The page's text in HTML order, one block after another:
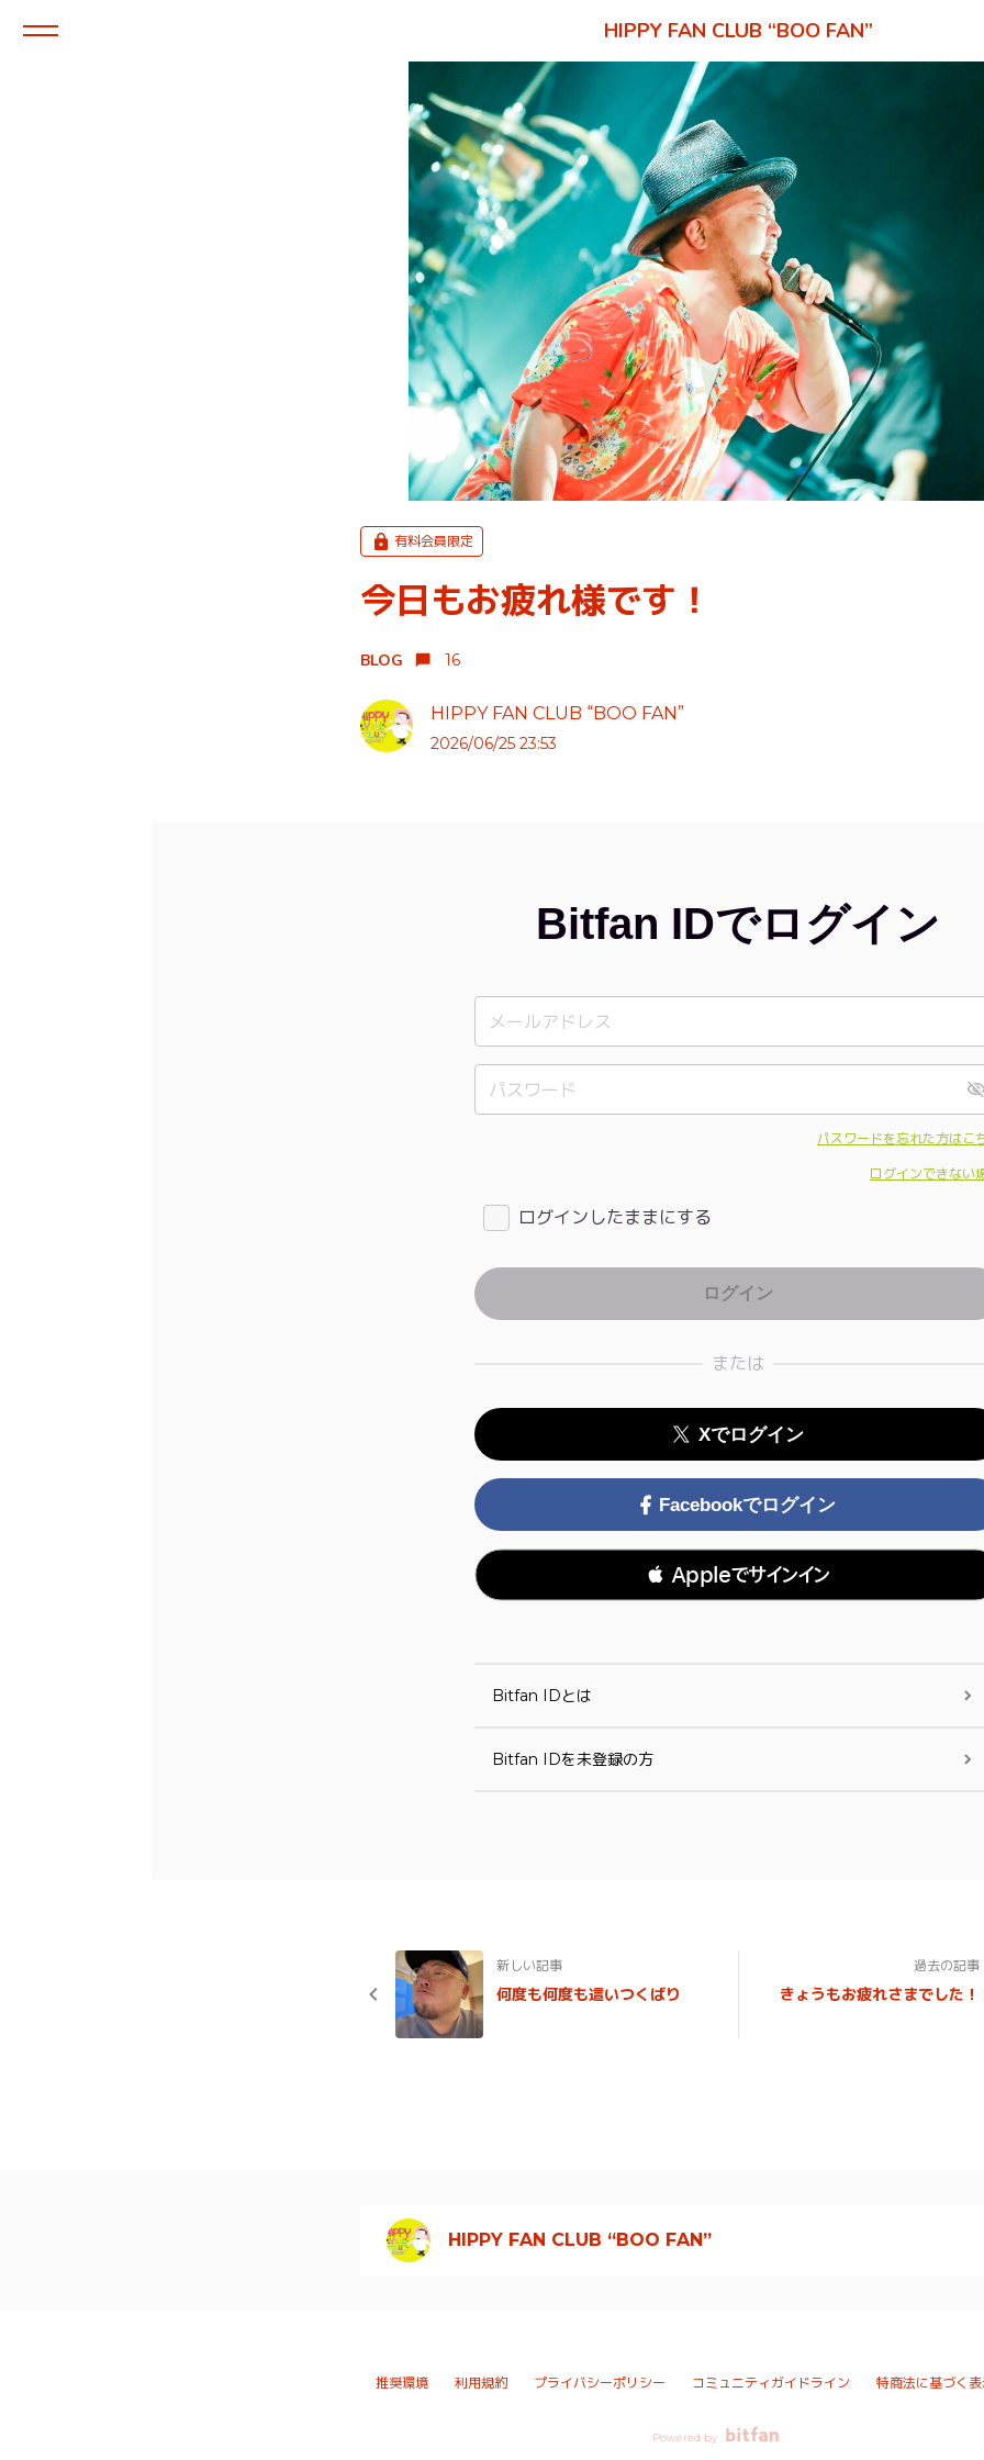
HIPPY FAN CLUB “BOO FAN”
有料会員限定
今日もお疲れ様です！
BLOG 16
HIPPY FAN CLUB “BOO FAN”
2026/06/25 23:53
Bitfan IDでログイン
パスワードを忘れた方はこ
ログインできない
ログインしたままにする
または
Xでログイン
Facebookでログイン
 Appleでサインイン
Bitfan IDとは
Bitfan IDを未登録の方
新しい記事
何度も何度も這いつくばり
過去の記事
きょうもお疲れさまでした！
HIPPY FAN CLUB “BOO FAN”
推奨環境 利用規約 プライバシーポリシー コミュニティガイドライン 特商法に基づく
Powered by